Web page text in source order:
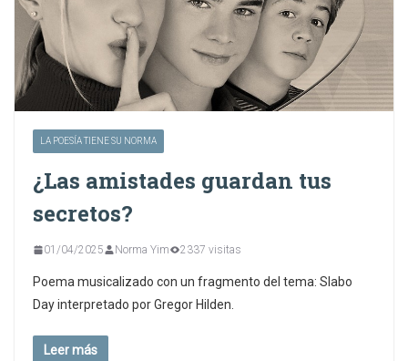
LA POESÍA TIENE SU NORMA
¿Las amistades guardan tus
secretos?
01/04/2025 Norma Yim 2337 visitas
Poema musicalizado con un fragmento del tema: Slabo
Day interpretado por Gregor Hilden.
Leer más